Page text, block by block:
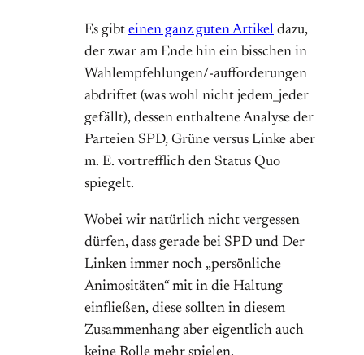
Es gibt einen ganz guten Artikel dazu,
der zwar am Ende hin ein bisschen in
Wahlempfehlungen/-aufforderungen
abdriftet (was wohl nicht jedem_jeder
gefällt), dessen enthaltene Analyse der
Parteien SPD, Grüne versus Linke aber
m. E. vortrefflich den Status Quo
spiegelt.
Wobei wir natürlich nicht vergessen
dürfen, dass gerade bei SPD und Der
Linken immer noch „persönliche
Animositäten“ mit in die Haltung
einfließen, diese sollten in diesem
Zusammenhang aber eigentlich auch